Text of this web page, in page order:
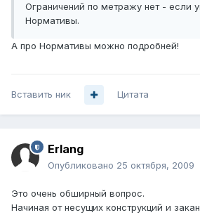
Ограничений по метражу нет - если
Нормативы.
А про Нормативы можно подробней!
Вставить ник Цитата
Erlang
Опубликовано 25 октября, 2009
Это очень обширный вопрос.
Начиная от несущих конструкций и